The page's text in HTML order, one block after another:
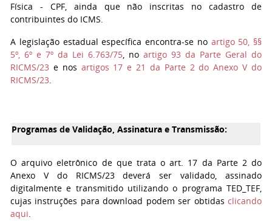
Física - CPF, ainda que não inscritas no cadastro de
contribuintes do ICMS.
A legislação estadual específica encontra-se no artigo 50, §§
5º, 6º e 7º da Lei 6.763/75, no artigo 93 da Parte Geral do
RICMS/23 e nos artigos 17 e 21 da Parte 2 do Anexo V do
RICMS/23.
Programas de Validação, Assinatura e Transmissão:
O arquivo eletrônico de que trata o art. 17 da Parte 2 do
Anexo V do RICMS/23 deverá ser validado, assinado
digitalmente e transmitido utilizando o programa TED_TEF,
cujas instruções para download podem ser obtidas clicando
aqui.